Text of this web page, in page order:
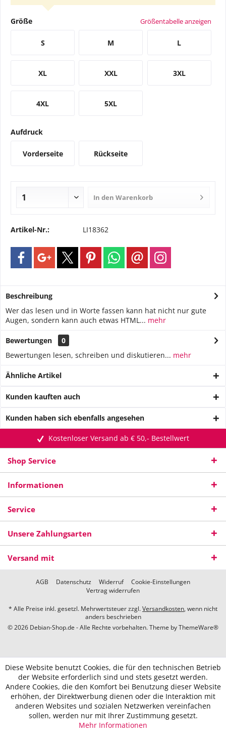
Größe Größentabelle anzeigen
S M L
XL XXL 3XL
4XL 5XL
Aufdruck
Vorderseite Rückseite
In den Warenkorb
Artikel-Nr.: LI18362
Beschreibung
Wer das lesen und in Worte fassen kann hat nicht nur gute
Augen, sondern kann auch etwas HTML... mehr
Bewertungen
0
Bewertungen lesen, schreiben und diskutieren... mehr
Ähnliche Artikel
Kunden kauften auch
Kunden haben sich ebenfalls angesehen
Kostenloser Versand ab € 50,- Bestellwert
Shop Service
Informationen
Service
Unsere Zahlungsarten
Versand mit
AGB Datenschutz Widerruf
Cookie-Einstellungen
Vertrag widerrufen
* Alle Preise inkl. gesetzl. Mehrwertsteuer zzgl.Versandkosten, wenn nicht
anders beschrieben
© 2026 Debian-Shop.de - Alle Rechte vorbehalten. Theme byThemeWare®
Diese Website benutzt Cookies, die für den technischen Betrieb
der Website erforderlich sind und stets gesetzt werden.
Andere Cookies, die den Komfort bei Benutzung dieser Website
erhöhen, der Direktwerbung dienen oder die Interaktion mit
anderen Websites und sozialen Netzwerken vereinfachen
sollen, werden nur mit Ihrer Zustimmung gesetzt.
Mehr Informationen